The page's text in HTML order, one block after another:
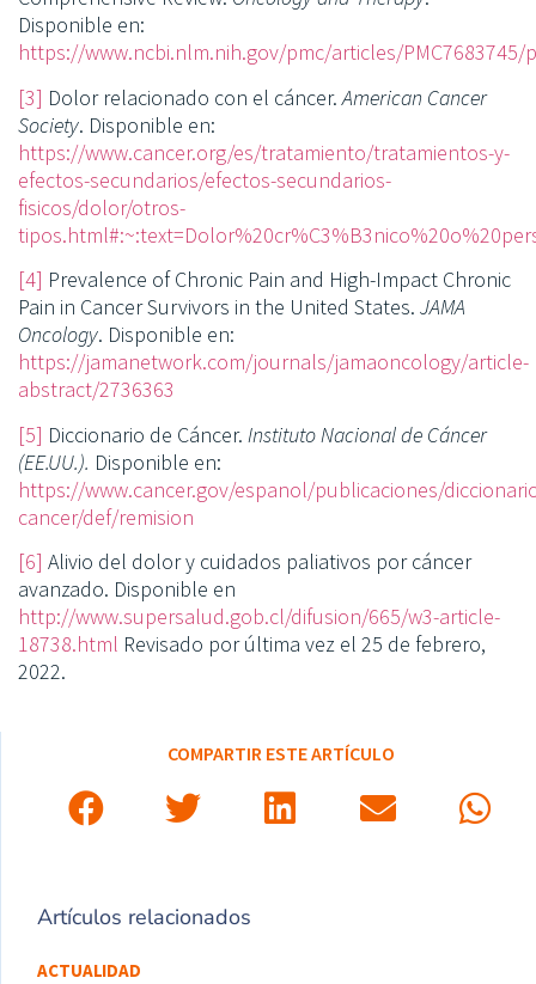
Disponible en:
https://www.ncbi.nlm.nih.gov/pmc/articles/PMC7683745/
[3] Dolor relacionado con el cáncer.American Cancer
Society. Disponible en:
https://www.cancer.org/es/tratamiento/tratamientos-y-
efectos-secundarios/efectos-secundarios-
fisicos/dolor/otros-
[4] Prevalence of Chronic Pain and High-Impact Chronic
Pain in Cancer Survivors in the United States. JAMA
Oncology. Disponible en:
https://jamanetwork.com/journals/jamaoncology/article-
abstract/2736363
[5] Diccionario de Cáncer. Instituto Nacional de Cáncer
(EE.UU.). Disponible en:
https://www.cancer.gov/espanol/publicaciones/
cancer/def/remision
[6] Alivio del dolor y cuidados paliativos por cáncer
avanzado. Disponible en
http://www.supersalud.gob.cl/difusion/665/w3-article-
18738.html Revisado por última vez el 25 de febrero,
2022.
COMPARTIR ESTE ARTÍCULO
Artículos relacionados
ACTUALIDAD